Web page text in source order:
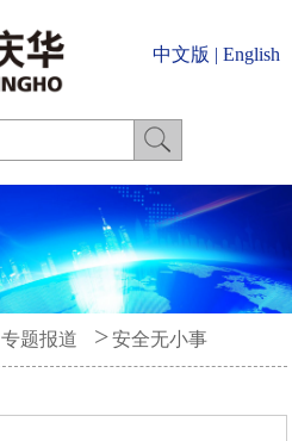
中文版 | English
专题报道 > 安全无小事